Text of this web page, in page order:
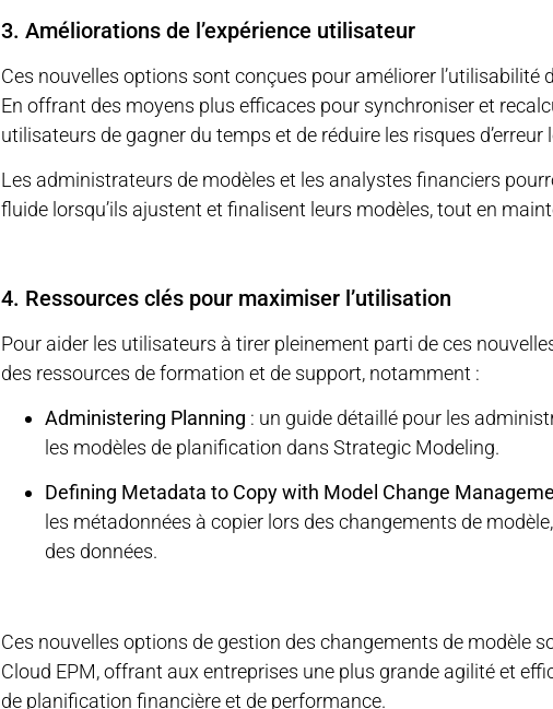
3. Améliorations de l’expérience utilisateur
Ces nouvelles options sont conçues pour améliorer l’utilisabilité
En offrant des moyens plus efficaces pour synchroniser et
utilisateurs de gagner du temps et de réduire les risques
Les administrateurs de modèles et les analystes financiers
fluide lorsqu’ils ajustent et finalisent leurs modèles, tout en
4. Ressources clés pour maximiser l’utilisation
Pour aider les utilisateurs à tirer pleinement parti de ces
des ressources de formation et de support, notamment :
Administering Planning : un guide détaillé pour les
les modèles de planification dans Strategic Modeling.
Defining Metadata to Copy with Model Change
les métadonnées à copier lors des changements de
des données.
Ces nouvelles options de gestion des changements de modèle
Cloud EPM, offrant aux entreprises une plus grande agilité et
de planification financière et de performance.